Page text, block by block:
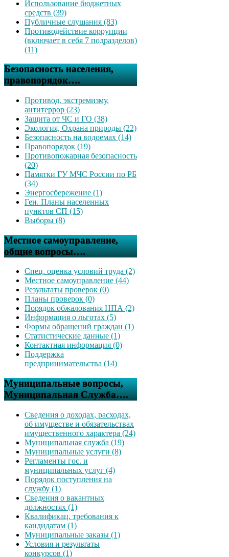
Использование бюджетных
средств (39)
Публичные слушания (83)
Противодействие коррупции
(включает в себя 7 подразделов)
(11)
Безопасность населения,
правопорядок….
Противод. экстремизму,
антитеррор (23)
Защита от ЧС и ГО (38)
Экология, Охрана природы (22)
Безопасность на водоемах (14)
Правопорядок (19)
Противопожарная безопасность
(20)
Памятки ГУ МЧС России по РБ
(34)
Энергосбережение (1)
Ген. Планы населенных
пунктов СП (15)
Выборы (8)
Местное самоуправление,
общие вопросы….
Спец. оценка условий труда (2)
Местное самоуправление (44)
Результаты проверок (0)
Планы проверок (0)
Порядок обжалования НПА (2)
Информация о льготах (5)
Формы обращений граждан (1)
Статистические данные (1)
Контактная информация (0)
Поддержка
предпринимательства (14)
Муниципальные вопросы,
Муниципальная Служба….
Сведения о доходах, расходах,
об имуществе и обязательствах
имущественного характера (24)
Муниципальная служба (19)
Муниципальные услуги (8)
Регламенты гос. и
муниципальных услуг (4)
Порядок поступления на
службу (1)
Сведения о вакантных
должностях (1)
Квалификац. требования к
кандидатам (1)
Муниципальные заказы (1)
Условия и результаты
конкурсов (1)